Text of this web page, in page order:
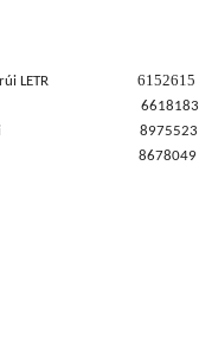
LETR6152615
6618183
8975523
8678049